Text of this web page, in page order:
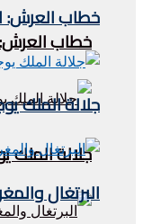
خطاب العرش:
جلالة الملك يوجه
خطاب العرش:
جلالة الملك يوجه
البرتغال